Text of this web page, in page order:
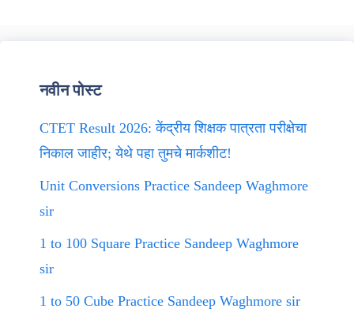
नवीन पोस्ट
CTET Result 2026: केंद्रीय शिक्षक पात्रता परीक्षेचा
निकाल जाहीर; येथे पहा तुमचे मार्कशीट!
Unit Conversions Practice Sandeep Waghmore
sir
1 to 100 Square Practice Sandeep Waghmore
sir
1 to 50 Cube Practice Sandeep Waghmore sir